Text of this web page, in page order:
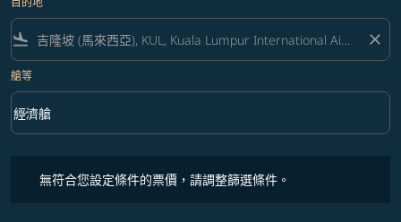
flight_land close
艙等
艙等 option 經濟艙 Selected
經濟艙
keyboard_arrow_down
無符合您設定條件的票價，請調整篩選條件。